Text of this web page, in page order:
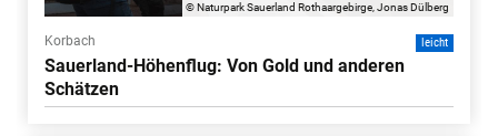
© Naturpark Sauerland Rothaargebirge, Jonas Dülberg
Korbach leicht
Sauerland-Höhenflug: Von Gold und anderen
Schätzen